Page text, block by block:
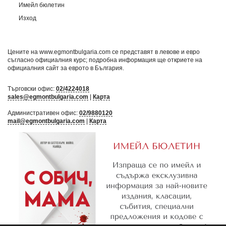
Имейл бюлетин
Изход
Цените на www.egmontbulgaria.com се представят в левове и евро
съгласно официалния курс; подробна информация ще откриете на
официалния сайт за еврото в България
Търговски офис: 02/4224018
sales@egmontbulgaria.com | Карта
Административен офис: 02/9880120
mail@egmontbulgaria.com | Карта